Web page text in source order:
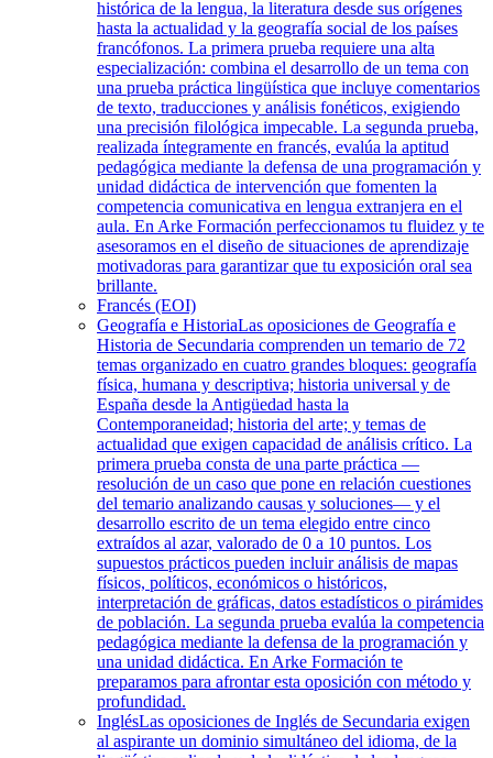
histórica de la lengua, la literatura desde sus orígenes
hasta la actualidad y la geografía social de los países
francófonos. La primera prueba requiere una alta
especialización: combina el desarrollo de un tema con
una prueba práctica lingüística que incluye comentarios
de texto, traducciones y análisis fonéticos, exigiendo
una precisión filológica impecable. La segunda prueba,
realizada íntegramente en francés, evalúa la aptitud
pedagógica mediante la defensa de una programación y
unidad didáctica de intervención que fomenten la
competencia comunicativa en lengua extranjera en el
aula. En Arke Formación perfeccionamos tu fluidez y te
asesoramos en el diseño de situaciones de aprendizaje
motivadoras para garantizar que tu exposición oral sea
brillante.
Francés (EOI)
Geografía e HistoriaLas oposiciones de Geografía e
Historia de Secundaria comprenden un temario de 72
temas organizado en cuatro grandes bloques: geografía
física, humana y descriptiva; historia universal y de
España desde la Antigüedad hasta la
Contemporaneidad; historia del arte; y temas de
actualidad que exigen capacidad de análisis crítico. La
primera prueba consta de una parte práctica —
resolución de un caso que pone en relación cuestiones
del temario analizando causas y soluciones— y el
desarrollo escrito de un tema elegido entre cinco
extraídos al azar, valorado de 0 a 10 puntos. Los
supuestos prácticos pueden incluir análisis de mapas
físicos, políticos, económicos o históricos,
interpretación de gráficas, datos estadísticos o pirámides
de población. La segunda prueba evalúa la competencia
pedagógica mediante la defensa de la programación y
una unidad didáctica. En Arke Formación te
preparamos para afrontar esta oposición con método y
profundidad.
InglésLas oposiciones de Inglés de Secundaria exigen
al aspirante un dominio simultáneo del idioma, de la